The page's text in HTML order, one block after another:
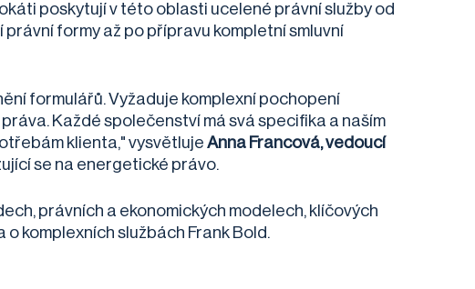
poskytují v této oblasti ucelené právní služby od
formy až po přípravu kompletní smluvní
formulářů. Vyžaduje komplexní pochopení
Každé společenství má svá specifika a naším
klienta," vysvětlujeAnna Francová, vedoucí
se na energetické právo.
právních a ekonomických modelech, klíčových
komplexních službách Frank Bold.